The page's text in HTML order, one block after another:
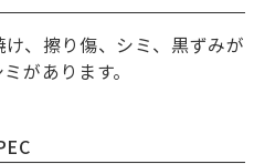
、擦り傷、シミ、黒ずみが
があります。